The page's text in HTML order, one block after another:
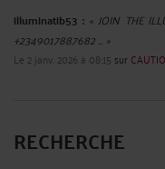
illuminatib53 : « JOIN THE
+2349017887682 ... »
Le 2 janv. 2026 à 08:15 sur
RECHERCHE